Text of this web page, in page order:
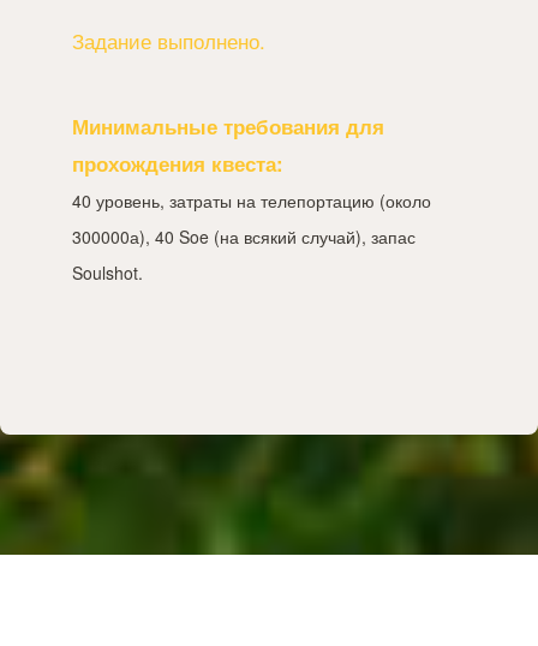
Задание выполнено.
Минимальные требования для
прохождения квеста:
40 уровень, затраты на телепортацию (около
300000а), 40 Soe (на всякий случай), запас
Soulshot.